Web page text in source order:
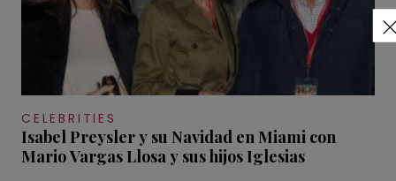
CELEBRITIES
Isabel Preysler y su Navidad en Miami con
Mario Vargas Llosa y sus hijos Iglesias